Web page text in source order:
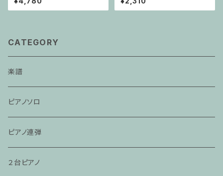
CATEGORY
楽譜
ピアノソロ
ピアノ連弾
２台ピアノ